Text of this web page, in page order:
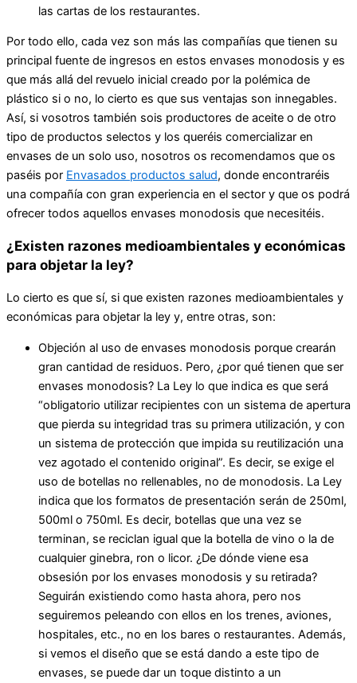
las cartas de los restaurantes.
Por todo ello, cada vez son más las compañías que tienen su
principal fuente de ingresos en estos envases monodosis y es
que más allá del revuelo inicial creado por la polémica de
plástico si o no, lo cierto es que sus ventajas son innegables.
Así, si vosotros también sois productores de aceite o de otro
tipo de productos selectos y los queréis comercializar en
envases de un solo uso, nosotros os recomendamos que os
paséis por Envasados productos salud, donde encontraréis
una compañía con gran experiencia en el sector y que os podrá
ofrecer todos aquellos envases monodosis que necesitéis.
¿Existen razones medioambientales y económicas
para objetar la ley?
Lo cierto es que sí, si que existen razones medioambientales y
económicas para objetar la ley y, entre otras, son:
Objeción al uso de envases monodosis porque crearán
gran cantidad de residuos. Pero, ¿por qué tienen que ser
envases monodosis? La Ley lo que indica es que será
“obligatorio utilizar recipientes con un sistema de apertura
que pierda su integridad tras su primera utilización, y con
un sistema de protección que impida su reutilización una
vez agotado el contenido original”. Es decir, se exige el
uso de botellas no rellenables, no de monodosis. La Ley
indica que los formatos de presentación serán de 250ml,
500ml o 750ml. Es decir, botellas que una vez se
terminan, se reciclan igual que la botella de vino o la de
cualquier ginebra, ron o licor. ¿De dónde viene esa
obsesión por los envases monodosis y su retirada?
Seguirán existiendo como hasta ahora, pero nos
seguiremos peleando con ellos en los trenes, aviones,
hospitales, etc., no en los bares o restaurantes. Además,
si vemos el diseño que se está dando a este tipo de
envases, se puede dar un toque distinto a un